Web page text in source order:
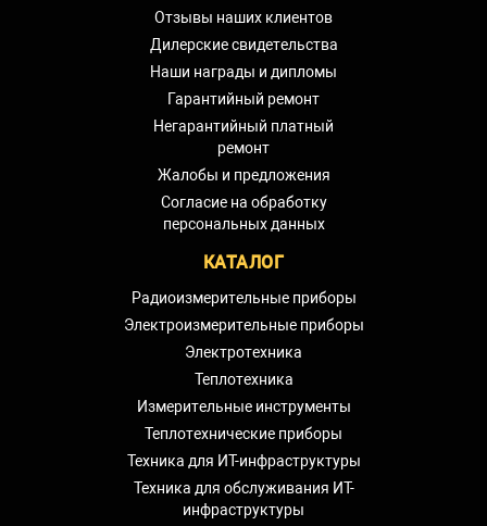
Отзывы наших клиентов
Дилерские свидетельства
Наши награды и дипломы
Гарантийный ремонт
Негарантийный платный
ремонт
Жалобы и предложения
Согласие на обработку
персональных данных
КАТАЛОГ
Радиоизмерительные приборы
Электроизмерительные приборы
Электротехника
Теплотехника
Измерительные инструменты
Теплотехнические приборы
Техника для ИТ-инфраструктуры
Техника для обслуживания ИТ-
инфраструктуры